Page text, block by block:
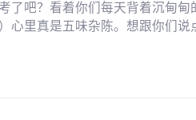
了吧？看着你们每天背着沉甸甸
心里真是五味杂陈。想跟你们说